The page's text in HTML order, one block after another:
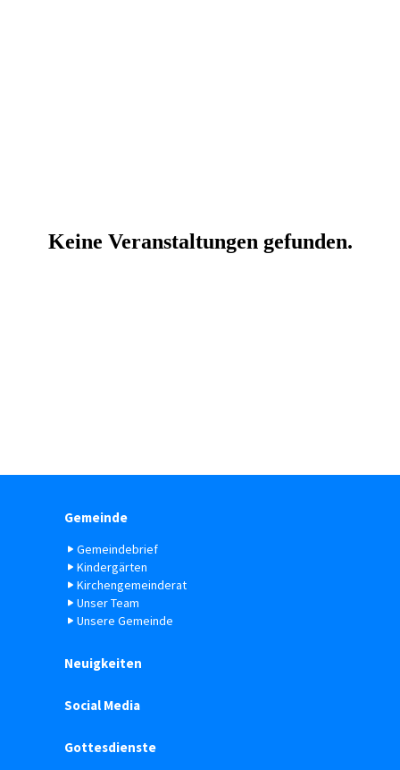
Gemeinde
Gemeindebrief
Kindergärten
Kirchengemeinderat
Unser Team
Unsere Gemeinde
Neuigkeiten
Social Media
Gottesdienste